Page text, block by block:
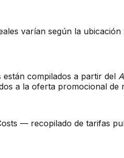
varían según la
están compilados a partir del
a la oferta promocional de
— recopilado de tarifas